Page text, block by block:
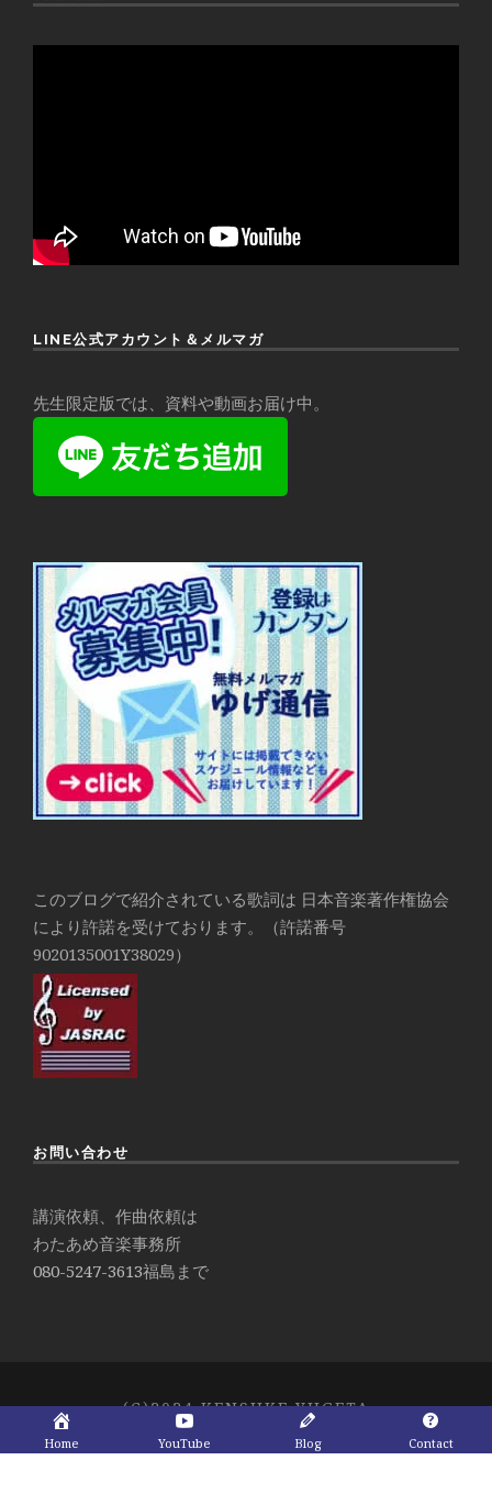
LINE公式アカウント＆メルマガ
先生限定版では、資料や動画お届け中。
このブログで紹介されている歌詞は 日本音楽著作権協会
により許諾を受けております。（許諾番号
9020135001Y38029）
お問い合わせ
講演依頼、作曲依頼は
わたあめ音楽事務所
080-5247-3613福島まで
(C)2024 KENSUKE YUGETA
Home YouTube Blog Contact